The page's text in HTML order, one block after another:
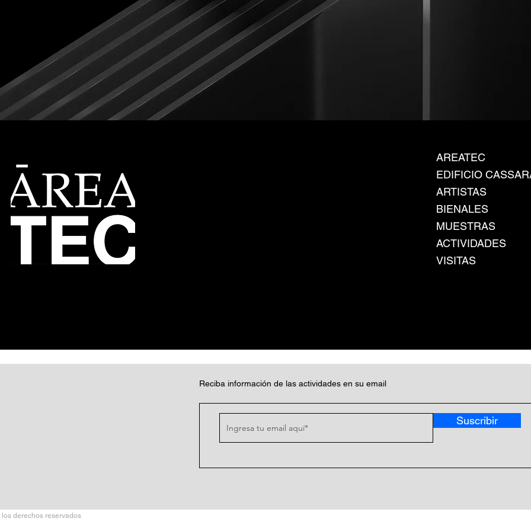
AREATEC
EDIFICIO
ARTISTAS
BIENALES
MUESTRAS
ACTIVIDADES
VISITAS
Reciba información de las actividades en su email
Suscribir
derechos reservados